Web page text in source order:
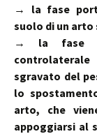
→ la fase
suolo di un arto
→ la fase
sgravato del
lo
arto, che
appoggiarsi al